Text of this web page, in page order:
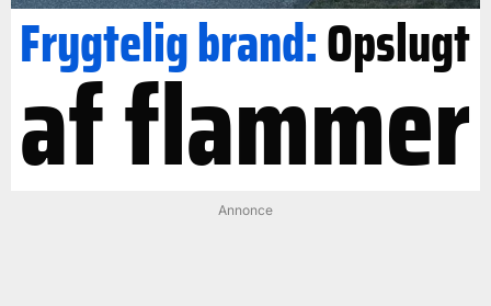
Frygtelig brand:Opslugt
af flammer
Annonce